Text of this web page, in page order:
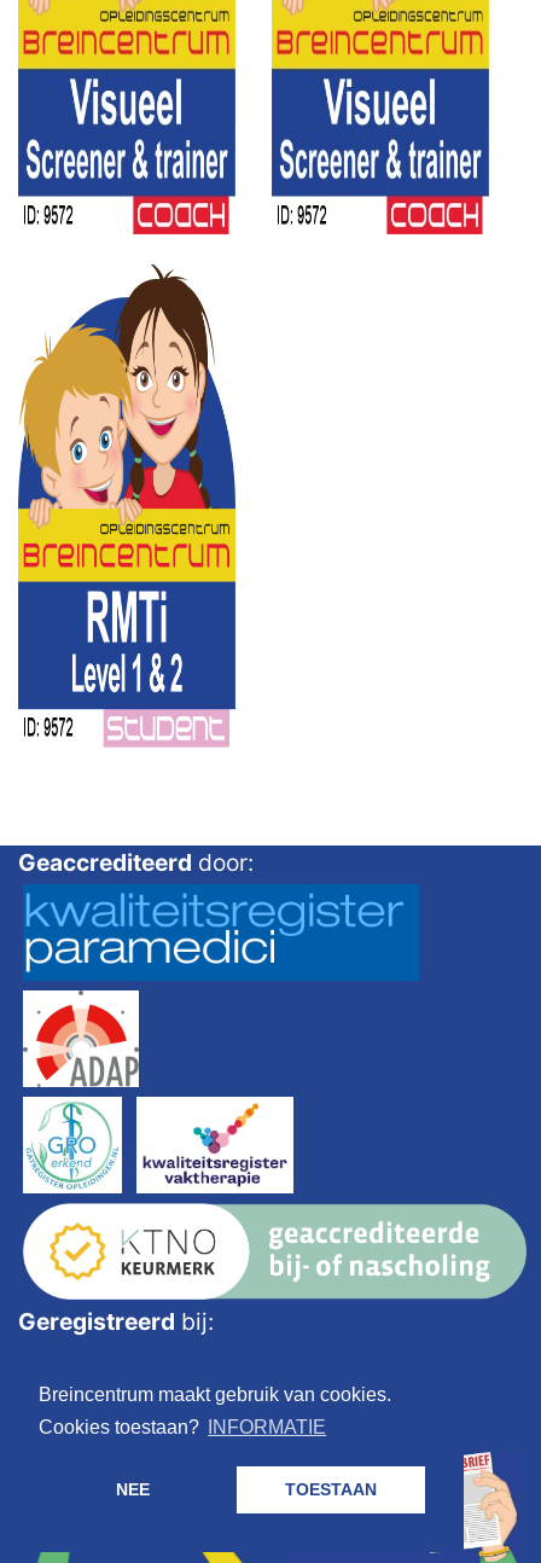
Breincentrum maakt gebruik van cookies.
Cookies toestaan?
INFORMATIE
NEE TOESTAAN
Geaccrediteerd door:
Geregistreerd bij: